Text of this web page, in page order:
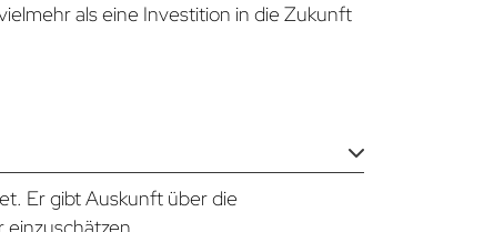
als eine Investition in die Zukunft
Er gibt Auskunft über die